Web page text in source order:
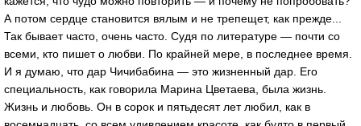
А потом сердце становится вялым и не трепещет, как прежде...
Так бывает часто, очень часто. Судя по литературе — почти со
всеми, кто пишет о любви. По крайней мере, в последнее время.
И я думаю, что дар Чичибабина — это жизненный дар. Его
специальность, как говорила Марина Цветаева, была жизнь.
Жизнь и любовь. Он в сорок и пятьдесят лет любил, как в